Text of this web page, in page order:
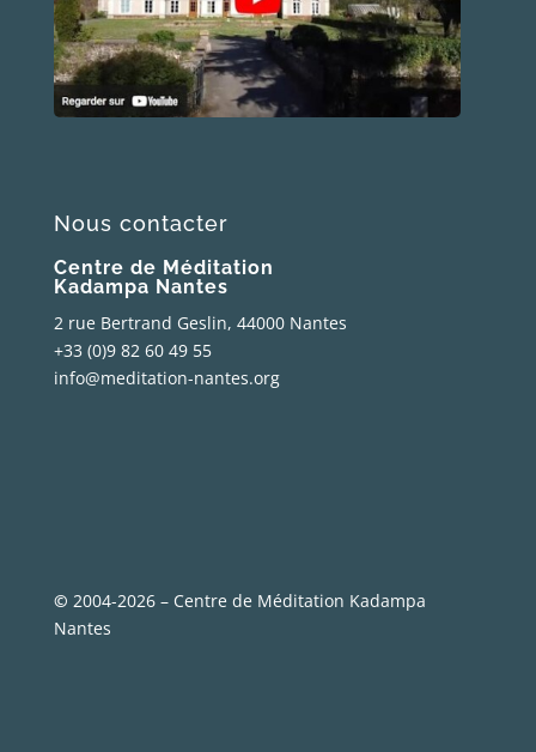
Nous contacter
Centre de Méditation
Kadampa Nantes
2 rue Bertrand Geslin, 44000 Nantes
+33 (0)9 82 60 49 55
info@meditation-nantes.org
© 2004-2026 – Centre de Méditation Kadampa
Nantes